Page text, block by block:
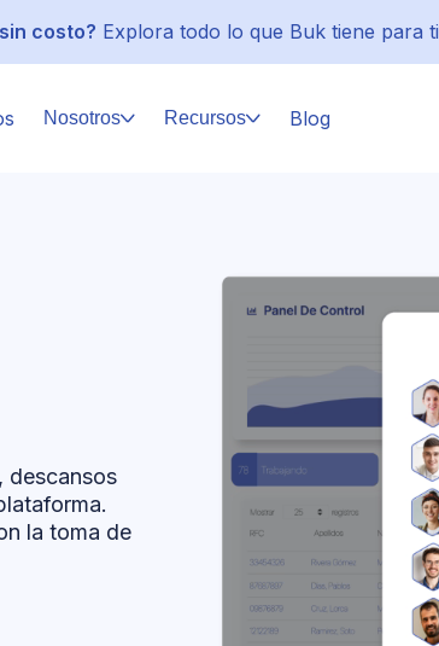
costo? Explora todo lo que Buk tiene para ti
Nosotros Recursos Blog
descansos
la toma de